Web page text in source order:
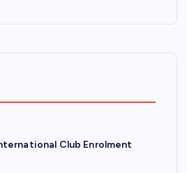
Club Enrolment